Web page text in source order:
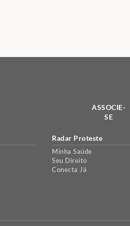
ASSOCIE-
SE
Radar Proteste
Minha Saúde
Seu Direito
Conecta Já